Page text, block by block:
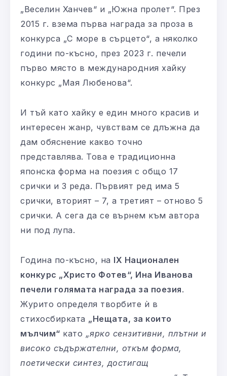
„Веселин Ханчев“ и „Южна пролет“. През
2015 г. взема първа награда за проза в
конкурса „С море в сърцето“, а няколко
години по-късно, през 2023 г. печели
първо място в международния хайку
конкурс „Мая Любенова“.
И тъй като хайку е един много красив и
интересен жанр, чувствам се длъжна да
дам обяснение какво точно
представлява. Това е традиционна
японска форма на поезия с общо 17
срички и 3 реда. Първият ред има 5
срички, вторият – 7, а третият – отново 5
срички. А сега да се върнем към автора
ни под лупа.
Година по-късно, на IX Национален
конкурс „Христо Фотев“, Ина Иванова
печели голямата награда за поезия.
Журито определя творбите ѝ в
стихосбирката „Нещата, за които
мълчим“ като „ярко сензитивни, плътни и
високо съдържателни, откъм форма,
поетически синтез, достигащ